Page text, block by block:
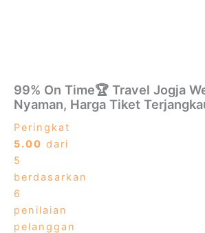
99% On Time🏆 Travel Jogja
Nyaman, Harga Tiket
Peringkat
5.00 dari
5
berdasarkan
6
penilaian
pelanggan